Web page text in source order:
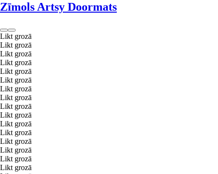
Zīmols Artsy Doormats
Likt grozā
Likt grozā
Likt grozā
Likt grozā
Likt grozā
Likt grozā
Likt grozā
Likt grozā
Likt grozā
Likt grozā
Likt grozā
Likt grozā
Likt grozā
Likt grozā
Likt grozā
Likt grozā